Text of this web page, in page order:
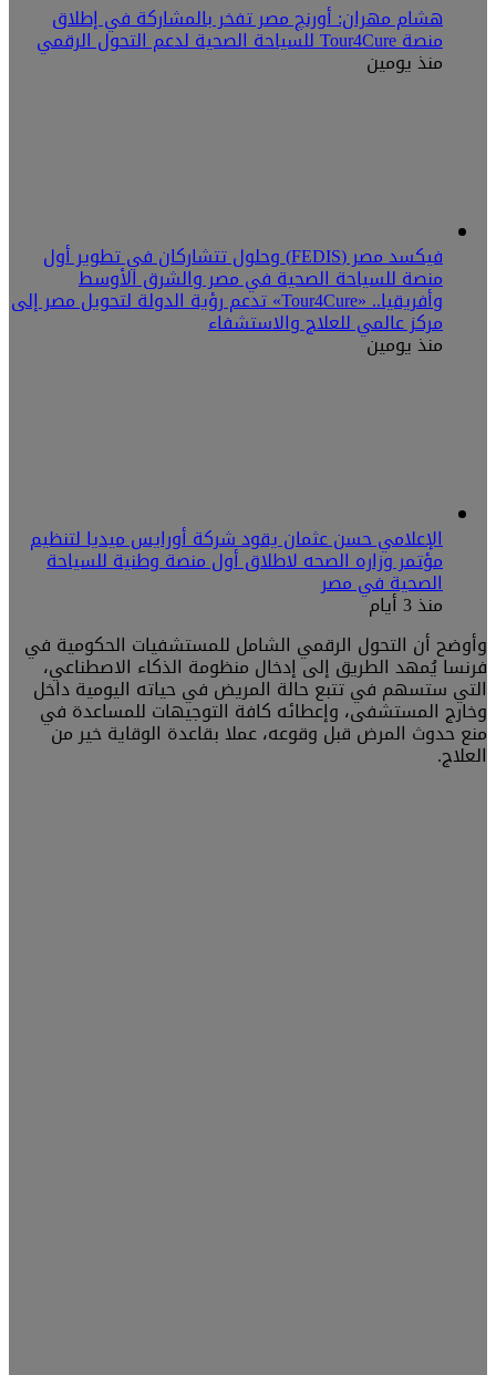
هشام مهران: أورنچ مصر تفخر بالمشاركة في إطلاق
منصة Tour4Cure للسياحة الصحية لدعم التحول الرقمي
منذ يومين
فيكسد مصر (FEDIS) وحلول تتشاركان في تطوير أول
منصة للسياحة الصحية في مصر والشرق الأوسط
وأفريقيا.. «Tour4Cure» تدعم رؤية الدولة لتحويل مصر إلى
مركز عالمي للعلاج والاستشفاء
منذ يومين
الإعلامي حسن عثمان يقود شركة أورايس ميديا لتنظيم
مؤتمر وزاره الصحه لاطلاق أول منصة وطنية للسياحة
الصحية في مصر
منذ 3 أيام
وأوضح أن التحول الرقمي الشامل للمستشفيات الحكومية في
فرنسا يُمهد الطريق إلى إدخال منظومة الذكاء الاصطناعي،
التي ستسهم في تتبع حالة المريض في حياته اليومية داخل
وخارج المستشفى، وإعطائه كافة التوجيهات للمساعدة في
منع حدوث المرض قبل وقوعه، عملا بقاعدة الوقاية خير من
العلاج.